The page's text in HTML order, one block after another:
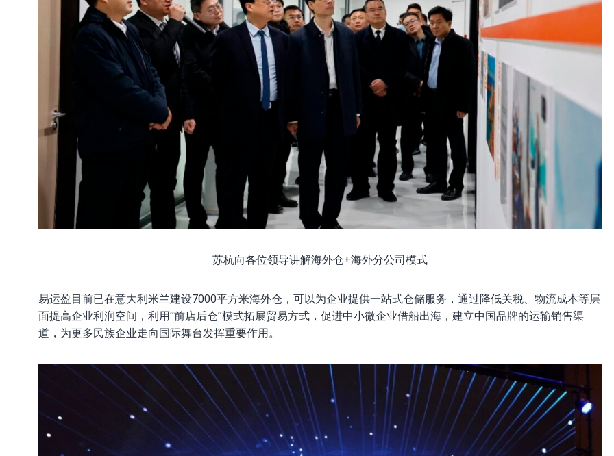
苏杭向各位领导讲解海外仓+海外分公司模式
易运盈目前已在意大利米兰建设7000平方米海外仓，可以为企业提供一站式仓储服务，通过降低关税、物流成本等层
面提高企业利润空间，利用“前店后仓”模式拓展贸易方式，促进中小微企业借船出海，建立中国品牌的运输销售渠
道，为更多民族企业走向国际舞台发挥重要作用。